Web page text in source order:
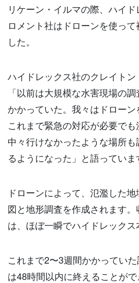
リケーン・イルマの際、ハイ
ロメント社はドローンを使っ
した。
ハイドレックス社のクレイト
「以前は大規模な水害現場の
かかっていた。我々はドローン
これまで緊急の対応が必要で
中々行けなかったような場所
るようになった」と語っていま
ドローンによって、氾濫した
図と地形調査を作成されます
は、ほぼ一瞬でハイドレックス
これまで2〜3週間かかってい
は48時間以内に終えることが